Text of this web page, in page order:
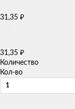
31,35 ₽
31,35 ₽
Количество
Кол-во